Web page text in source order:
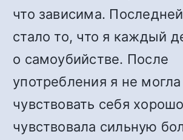
что зависима.
стало то, что я каждый
о самоубийстве. После
употребления я не могла
чувствовать себя
чувствовала сильную